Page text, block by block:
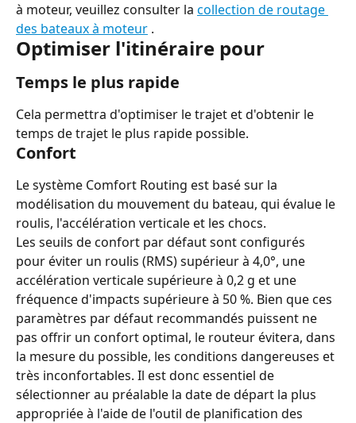
à moteur, veuillez consulter la collection de routage
des bateaux à moteur .
Optimiser l'itinéraire pour
Temps le plus rapide
Cela permettra d'optimiser le trajet et d'obtenir le
temps de trajet le plus rapide possible.
Confort
Le système Comfort Routing est basé sur la
modélisation du mouvement du bateau, qui évalue le
roulis, l'accélération verticale et les chocs.
Les seuils de confort par défaut sont configurés
pour éviter un roulis (RMS) supérieur à 4,0°, une
accélération verticale supérieure à 0,2 g et une
fréquence d'impacts supérieure à 50 %. Bien que ces
paramètres par défaut recommandés puissent ne
pas offrir un confort optimal, le routeur évitera, dans
la mesure du possible, les conditions dangereuses et
très inconfortables. Il est donc essentiel de
sélectionner au préalable la date de départ la plus
appropriée à l'aide de l'outil de planification des